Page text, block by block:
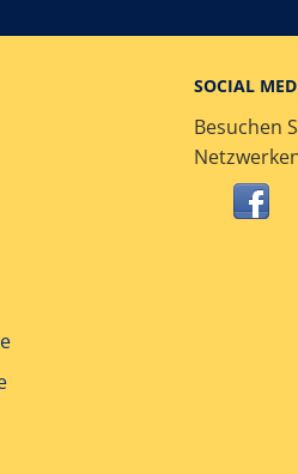
SOCIAL
Besuchen